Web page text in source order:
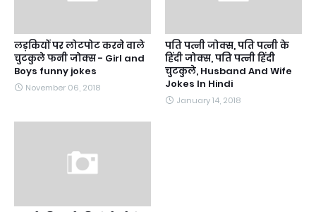
लड़कियों पर लोटपोट करने वाले
चुटकुले फनी जोक्स - Girl and
Boys funny jokes
November 06, 2018
पति पत्नी जोक्स, पति पत्नी के
हिंदी जोक्स, पति पत्नी हिंदी
चुटकुले, Husband And Wife
Jokes In Hindi
January 14, 2018